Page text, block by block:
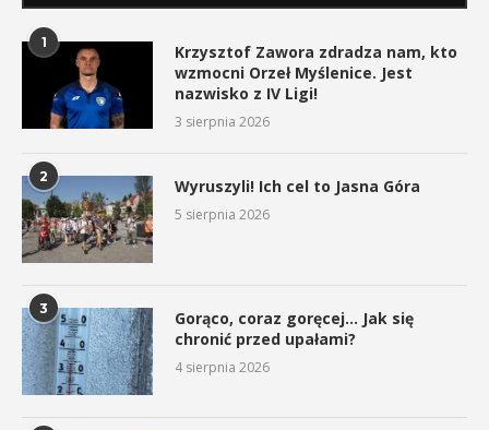
1
Krzysztof Zawora zdradza nam, kto
wzmocni Orzeł Myślenice. Jest
nazwisko z IV Ligi!
3 sierpnia 2026
2 Wyruszyli! Ich cel to Jasna Góra
5 sierpnia 2026
3
Gorąco, coraz goręcej… Jak się
chronić przed upałami?
4 sierpnia 2026